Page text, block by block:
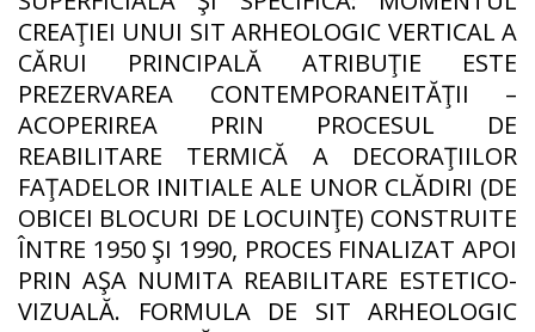
CREAŢIEI UNUI SIT ARHEOLOGIC VERTICAL A
CĂRUI PRINCIPALĂ ATRIBUŢIE ESTE
PREZERVAREA CONTEMPORANEITĂŢII –
ACOPERIREA PRIN PROCESUL DE
REABILITARE TERMICĂ A DECORAŢIILOR
FAŢADELOR INITIALE ALE UNOR CLĂDIRI (DE
OBICEI BLOCURI DE LOCUINŢE) CONSTRUITE
ÎNTRE 1950 ŞI 1990, PROCES FINALIZAT APOI
PRIN AŞA NUMITA REABILITARE ESTETICO-
VIZUALĂ. FORMULA DE SIT ARHEOLOGIC